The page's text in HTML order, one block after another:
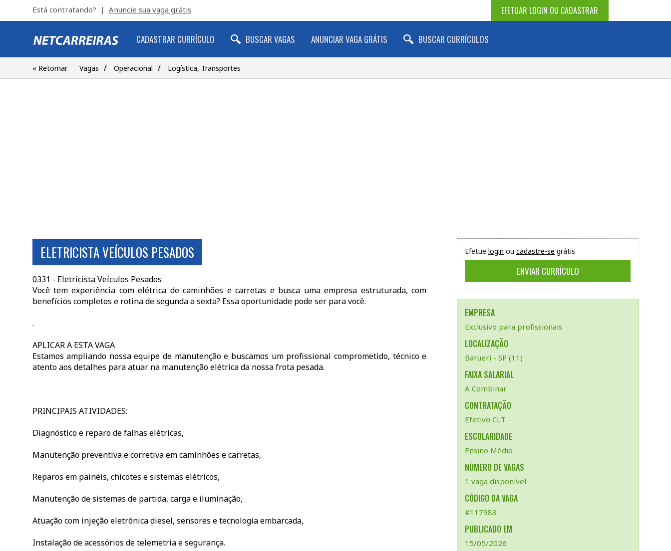
EFETUAR LOGIN OU CADASTRAR
Está contratando? | Anuncie sua vaga grátis
CADASTRAR CURRÍCULO BUSCAR VAGAS ANUNCIAR VAGA GRÁTIS BUSCAR CURRÍCULOS
« Retornar Vagas / Operacional / Logística, Transportes
Efetue login ou cadastre-se grátis
EMPRESA
Exclusivo para profissionais
LOCALIZAÇÃO
Barueri - SP (11)
FAIXA SALARIAL
A Combinar
CONTRATAÇÃO
Efetivo CLT
ESCOLARIDADE
Ensino Médio
NÚMERO DE VAGAS
1 vaga disponível
CÓDIGO DA VAGA
#117983
PUBLICADO EM
15/05/2026
ELETRICISTA VEÍCULOS PESADOS
0331 - Eletricista Veículos Pesados
Você tem experiência com elétrica de caminhões e carretas e busca uma empresa estruturada, com
benefícios completos e rotina de segunda a sexta? Essa oportunidade pode ser para você.
.
APLICAR A ESTA VAGA
Estamos ampliando nossa equipe de manutenção e buscamos um profissional comprometido, técnico e
atento aos detalhes para atuar na manutenção elétrica da nossa frota pesada.
PRINCIPAIS ATIVIDADES:
Diagnóstico e reparo de falhas elétricas,
Manutenção preventiva e corretiva em caminhões e carretas,
Reparos em painéis, chicotes e sistemas elétricos,
Manutenção de sistemas de partida, carga e iluminação,
Atuação com injeção eletrônica diesel, sensores e tecnologia embarcada,
Instalação de acessórios de telemetria e segurança.